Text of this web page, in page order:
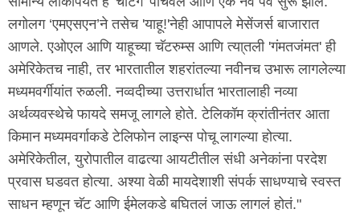
लगोलग ‘एमएसएन’ने तसेच 'याहू!'नेही आपापले मेसेंजर्स बाजारात
आणले. एओएल आणि याहूच्या चॅटरुम्स आणि त्या्तली 'गंमतजंमत' ही
अमेरिकेतच नाही, तर भारतातील शहरांतल्या नवीनच उभारू लागलेल्या
मध्यमवर्गीयांत रुळली. नव्वदीच्या उत्तरार्धात भारतालाही नव्या
अर्थव्यवस्थेचे फायदे समजू लागले होते. टेलिकॉम क्रांतीनंतर आता
किमान मध्यमवर्गाकडे टेलिफोन लाइन्स पोचू लागल्या होत्या.
अमेरिकेतील, युरोपातील वाढत्या आयटीतील संधी अनेकांना परदेश
प्रवास घडवत होत्या. अश्या वेळी मायदेशाशी संपर्क साधण्याचे स्वस्त
साधन म्हणून चॅट आणि ईमेलकडे बघितलं जाऊ लागलं होतं."